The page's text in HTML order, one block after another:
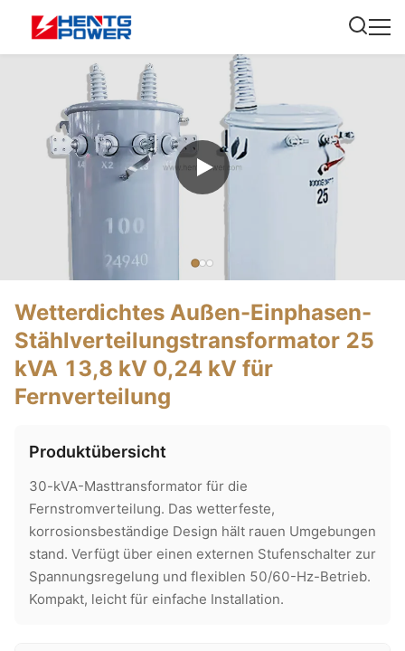
Wetterdichtes Außen-Einphasen-
Stählverteilungstransformator 25
kVA 13,8 kV 0,24 kV für
Fernverteilung
Produktübersicht
30-kVA-Masttransformator für die
Fernstromverteilung. Das wetterfeste,
korrosionsbeständige Design hält rauen Umgebungen
stand. Verfügt über einen externen Stufenschalter zur
Spannungsregelung und flexiblen 50/60-Hz-Betrieb.
Kompakt, leicht für einfache Installation.